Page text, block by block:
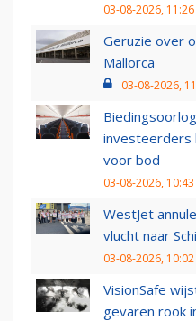
03-08-2026, 11:26
Geruzie over
Mallorca
03-08-2026,
investeerders
voor bod
03-08-2026, 10:43
WestJet
vlucht naar
03-08-2026, 10:02
VisionSafe
gevaren rook